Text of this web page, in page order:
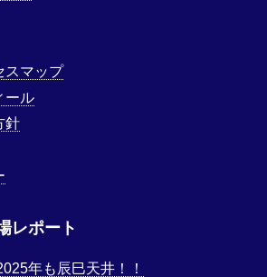
スマップ
ール
針
レポート
年も辰巳天井！！